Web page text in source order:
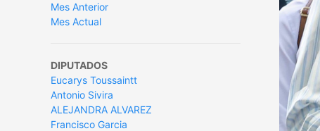
Mes Anterior
Mes Actual
DIPUTADOS
Eucarys Toussaintt
Antonio Sivira
ALEJANDRA ALVAREZ
Francisco Garcia